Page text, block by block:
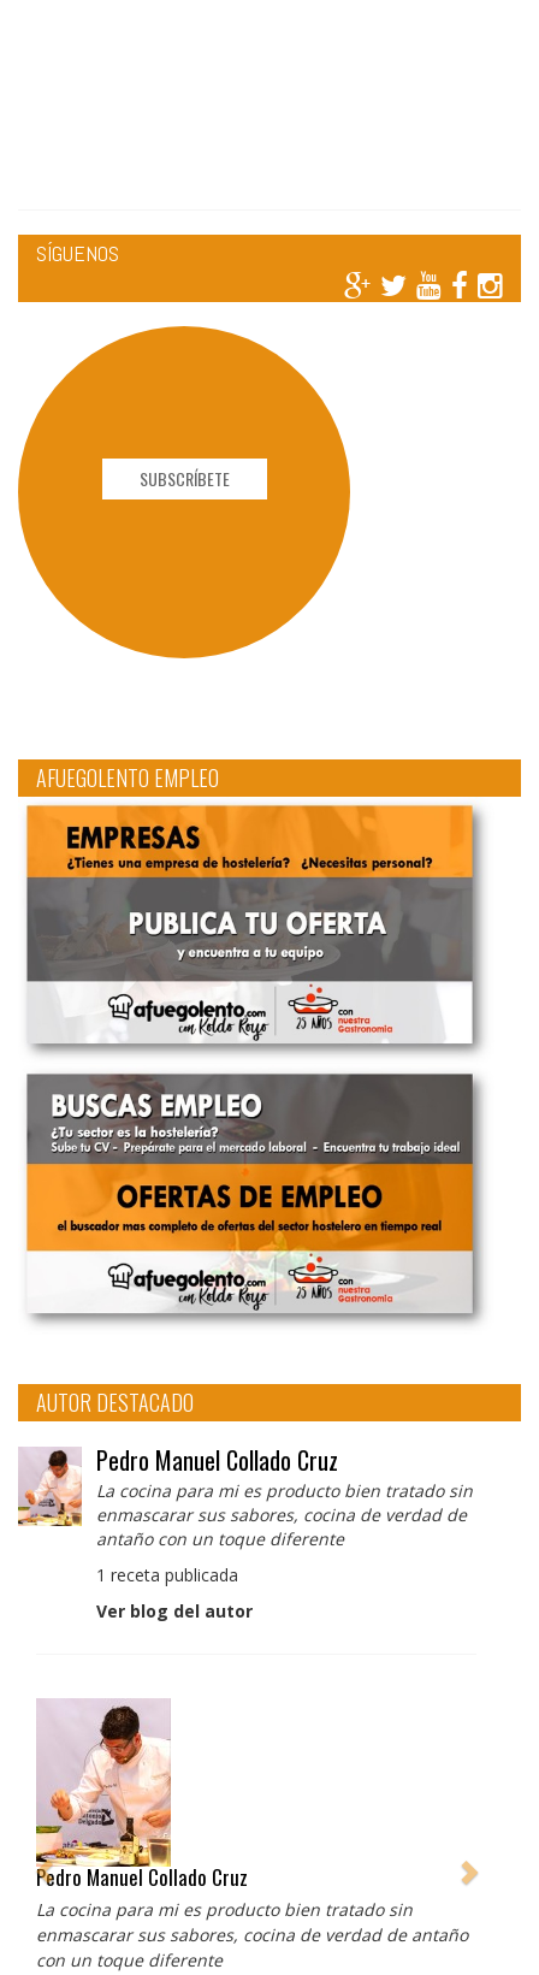
SÍGUENOS
SUBSCRÍBETE
AFUEGOLENTO EMPLEO
AUTOR DESTACADO
Pedro Manuel Collado Cruz
La cocina para mi es producto bien tratado sin
enmascarar sus sabores, cocina de verdad de
antaño con un toque diferente
1 receta publicada
Ver blog del autor
Pedro Manuel Collado Cruz
La cocina para mi es producto bien tratado sin
enmascarar sus sabores, cocina de verdad de antaño
con un toque diferente